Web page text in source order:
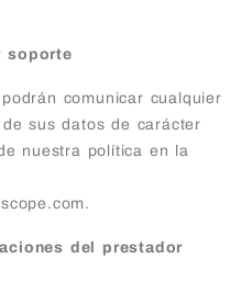
soporte
comunicar cualquier
sus datos de carácter
nuestra política en la
del prestador